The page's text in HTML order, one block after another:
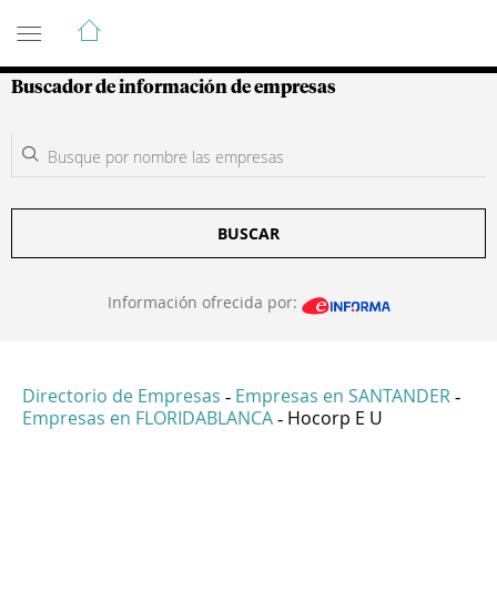
Guía de Empresas Colombianas
Buscador de información de empresas
BUSCAR
Información ofrecida por:
Directorio de Empresas - Empresas en SANTANDER -
Empresas en FLORIDABLANCA - Hocorp E U